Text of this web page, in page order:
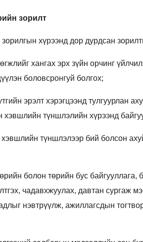
зорилт
хүрээнд дор дурдсан
хангах эрх зүйн орчинг
боловсронгуй болгох;
эрэлт хэрэгцээнд тулгуурлан
хэвшлийн түншлэлийн хүрээнд
түншлэлээр бий болсон
болон төрийн бус байгууллага,
чадавхжуулах, давтан сургаж
нэвтрүүлж, ажиллагсдын